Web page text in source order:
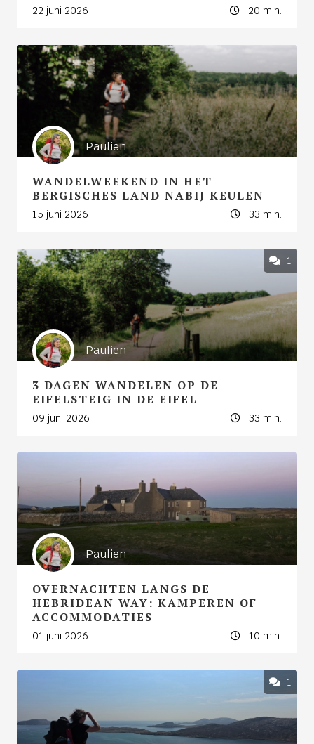
22 juni 2026 20 min.
Paulien
WANDELWEEKEND IN HET
BERGISCHES LAND NABIJ KEULEN
15 juni 2026 33 min.
1
Paulien
3 DAGEN WANDELEN OP DE
EIFELSTEIG IN DE EIFEL
09 juni 2026 33 min.
Paulien
OVERNACHTEN LANGS DE
HEBRIDEAN WAY: KAMPEREN OF
ACCOMMODATIES
01 juni 2026 10 min.
1